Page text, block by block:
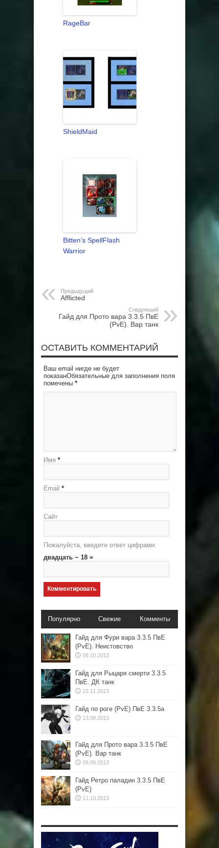
RageBar
ShieldMaid
Bitten’s SpellFlash
Warrior
Предыдущий
Afflicted
Следующий
Гайд для Прото вара 3.3.5 ПвЕ
(PvE). Вар танк
ОСТАВИТЬ КОММЕНТАРИЙ
Ваш email нигде не будет
показанОбязательные для заполнения поля
помечены *
Имя *
Email *
Сайт
Пожалуйста, введите ответ цифрами:
двадцать − 18 =
Популярно Свежие Комменты
Гайд для Фури вара 3.3.5 ПвЕ
(PvE). Неистовство
08.10.2013
Гайд для Рыцаря смерти 3.3.5
ПвЕ. ДК танк
22.11.2013
Гайд по роге (PvE) ПвЕ 3.3.5а
13.08.2013
Гайд для Прото вара 3.3.5 ПвЕ
(PvE). Вар танк
08.09.2013
Гайд Ретро паладин 3.3.5 ПвЕ
(PvE)
11.10.2013